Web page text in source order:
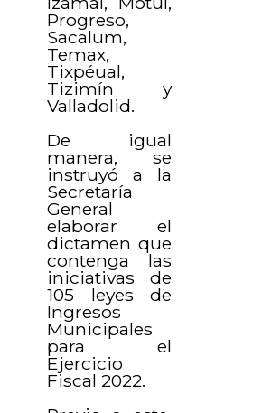
Progreso,
Sacalum,
Temax,
Tixpéual,
Tizimín y
Valladolid.
De igual
manera, se
instruyó a la
Secretaría
General
elaborar el
dictamen que
contenga las
iniciativas de
105 leyes de
Ingresos
Municipales
para el
Ejercicio
Fiscal 2022.